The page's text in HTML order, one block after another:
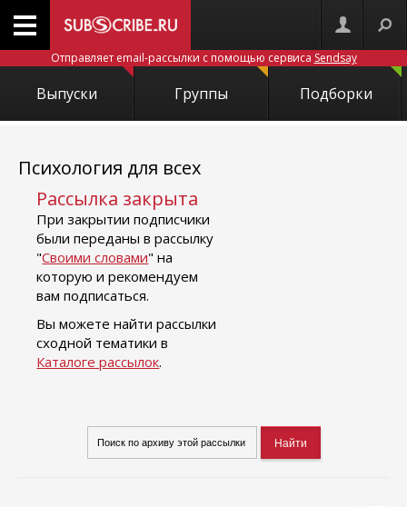
Отправляет email-рассылки с помощью сервиса Sendsay
Выпуски Группы Подборки
Психология для всех
Рассылка закрыта
При закрытии подписчики
были переданы в рассылку
"Своими словами" на
которую и рекомендуем
вам подписаться.
Вы можете найти рассылки
сходной тематики в
Каталоге рассылок.